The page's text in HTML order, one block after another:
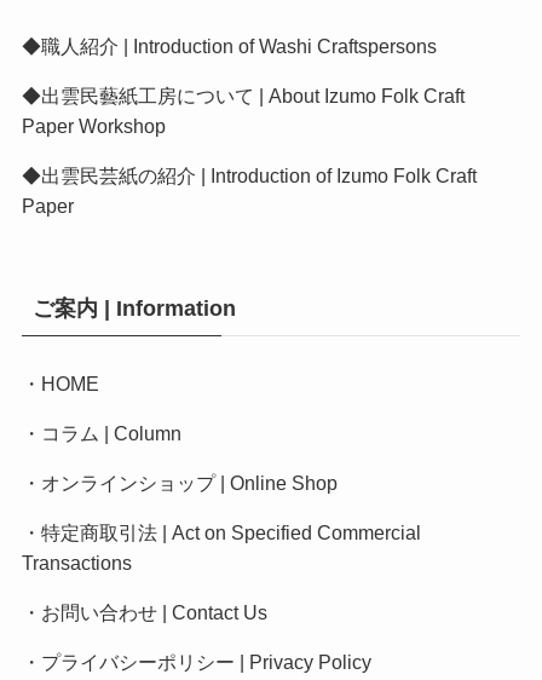
◆職人紹介 | Introduction of Washi Craftspersons
◆出雲民藝紙工房について | About Izumo Folk Craft
Paper Workshop
◆出雲民芸紙の紹介 | Introduction of Izumo Folk Craft
Paper
ご案内 | Information
・ HOME
・ コラム | Column
・ オンラインショップ | Online Shop
・ 特定商取引法 | Act on Specified Commercial
Transactions
・ お問い合わせ | Contact Us
・ プライバシーポリシー | Privacy Policy